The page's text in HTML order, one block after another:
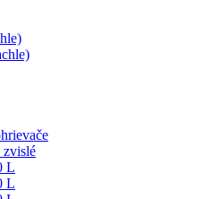
zvislé
L
L